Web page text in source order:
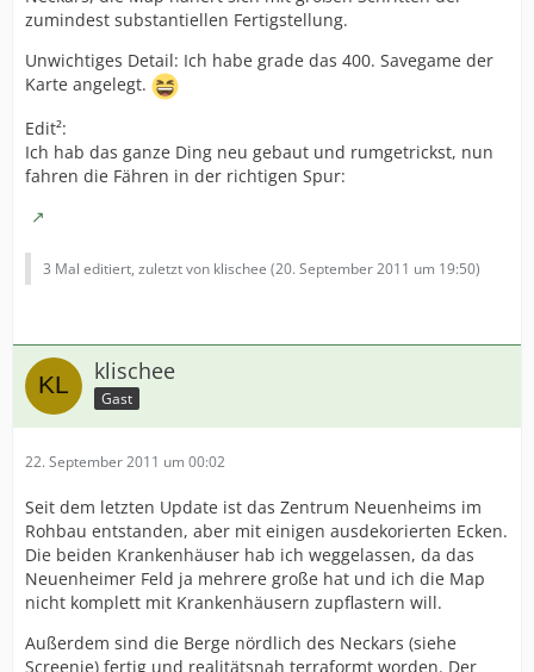
zumindest substantiellen Fertigstellung.
Unwichtiges Detail: Ich habe grade das 400. Savegame der
Karte angelegt.
Edit²:
Ich hab das ganze Ding neu gebaut und rumgetrickst, nun
fahren die Fähren in der richtigen Spur:
3 Mal editiert, zuletzt von klischee (20. September 2011 um 19:50)
klischee
Gast
22. September 2011 um 00:02
Seit dem letzten Update ist das Zentrum Neuenheims im
Rohbau entstanden, aber mit einigen ausdekorierten Ecken.
Die beiden Krankenhäuser hab ich weggelassen, da das
Neuenheimer Feld ja mehrere große hat und ich die Map
nicht komplett mit Krankenhäusern zupflastern will.
Außerdem sind die Berge nördlich des Neckars (siehe
Screenie) fertig und realitätsnah terraformt worden. Der